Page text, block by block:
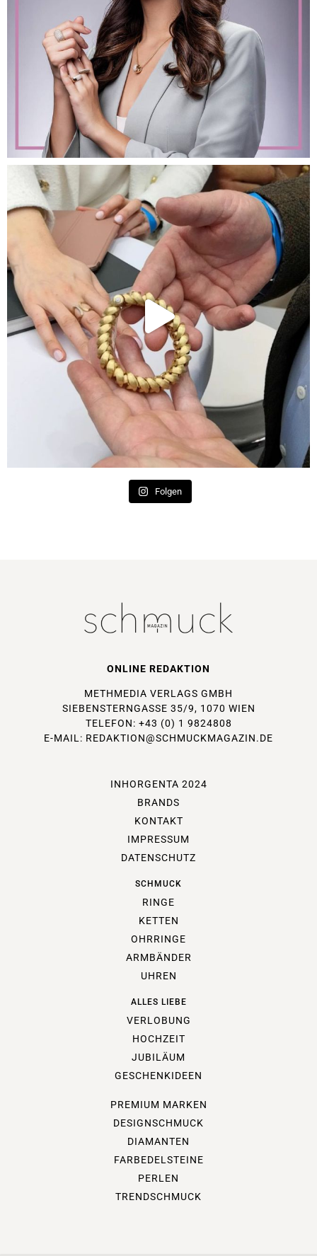
Folgen
ONLINE REDAKTION
METHMEDIA VERLAGS GMBH
SIEBENSTERNGASSE 35/9, 1070 WIEN
TELEFON: +43 (0) 1 9824808
E-MAIL: REDAKTION@SCHMUCKMAGAZIN.DE
INHORGENTA 2024
BRANDS
KONTAKT
IMPRESSUM
DATENSCHUTZ
SCHMUCK
RINGE
KETTEN
OHRRINGE
ARMBÄNDER
UHREN
ALLES LIEBE
VERLOBUNG
HOCHZEIT
JUBILÄUM
GESCHENKIDEEN
PREMIUM MARKEN
DESIGNSCHMUCK
DIAMANTEN
FARBEDELSTEINE
PERLEN
TRENDSCHMUCK